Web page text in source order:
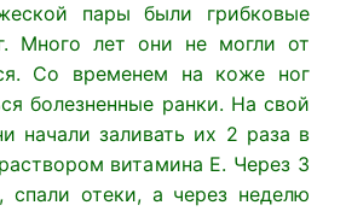
пары были грибковые
Много лет они не могли от
Со временем на коже ног
болезненные ранки. На свой
начали заливать их 2 раза в
витамина Е. Через 3
спали отеки, а через неделю